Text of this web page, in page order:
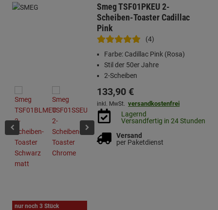
nur noch 3 Stück
Smeg TSF01PKEU 2-
Scheiben-Toaster Cadillac
Pink
(4)
Farbe: Cadillac Pink (Rosa)
Stil der 50er Jahre
2-Scheiben
133,90 €
inkl. MwSt. versandkostenfrei
Lagernd
Versandfertig in 24 Stunden
Versand
per Paketdienst